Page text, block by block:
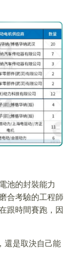
池的封裝能力
合考驗的工程師
跟時間賽跑，因
還是取決自己能